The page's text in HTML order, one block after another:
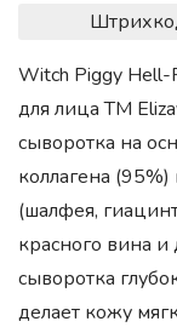
Witch Piggy Hell-
для лица ТМ
сыворотка на
коллагена
(шалфея,
красного вина и
сыворотка
делает кожу